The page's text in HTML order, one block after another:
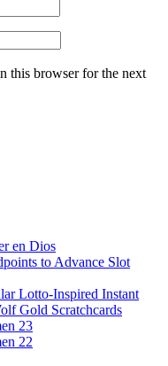
this browser for the next
en Dios
to Advance Slot
Lotto-Inspired Instant
Gold Scratchcards
23
22